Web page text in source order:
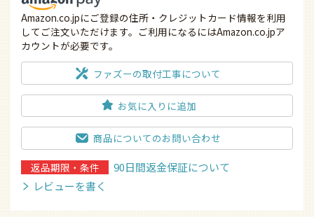
Amazon.co.jpにご登録の住所・クレジットカード情報を利用
してご注文いただけます。ご利用になるにはAmazon.co.jpア
カウントが必要です。
ファズーの取付工事について
お気に入りに追加
商品についてのお問い合わせ
返品期限・条件
90日間返金保証について
レビューを書く